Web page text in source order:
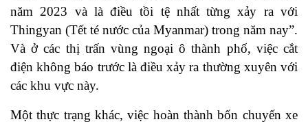
năm 2023 và là điều tồi tệ nhất từng xảy ra với
Thingyan (Tết té nước của Myanmar) trong năm nay”.
Và ở các thị trấn vùng ngoại ô thành phố, việc cắt
điện không báo trước là điều xảy ra thường xuyên với
các khu vực này.
Một thực trạng khác, việc hoàn thành bốn chuyến xe